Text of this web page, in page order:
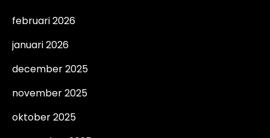
februari 2026
januari 2026
december 2025
november 2025
oktober 2025